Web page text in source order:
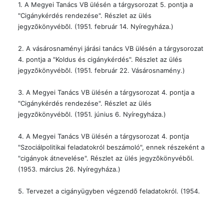
1. A Megyei Tanács VB ülésén a tárgysorozat 5. pontja a
"Cigánykérdés rendezése". Részlet az ülés
jegyzõkönyvébõl. (1951. február 14. Nyíregyháza.)
2. A vásárosnaményi járási tanács VB ülésén a tárgysorozat
4. pontja a "Koldus és cigánykérdés". Részlet az ülés
jegyzõkönyvébõl. (1951. február 22. Vásárosnamény.)
3. A Megyei Tanács VB ülésén a tárgysorozat 4. pontja a
"Cigánykérdés rendezése". Részlet az ülés
jegyzõkönyvébõl. (1951. június 6. Nyíregyháza.)
4. A Megyei Tanács VB ülésén a tárgysorozat 4. pontja
"Szociálpolitikai feladatokról beszámoló", ennek részeként a
"cigányok átnevelése". Részlet az ülés jegyzõkönyvébõl.
(1953. március 26. Nyíregyháza.)
5. Tervezet a cigányügyben végzendõ feladatokról. (1954.